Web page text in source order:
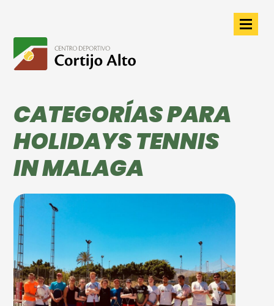
CATEGORÍAS PARA
HOLIDAYS TENNIS
IN MALAGA